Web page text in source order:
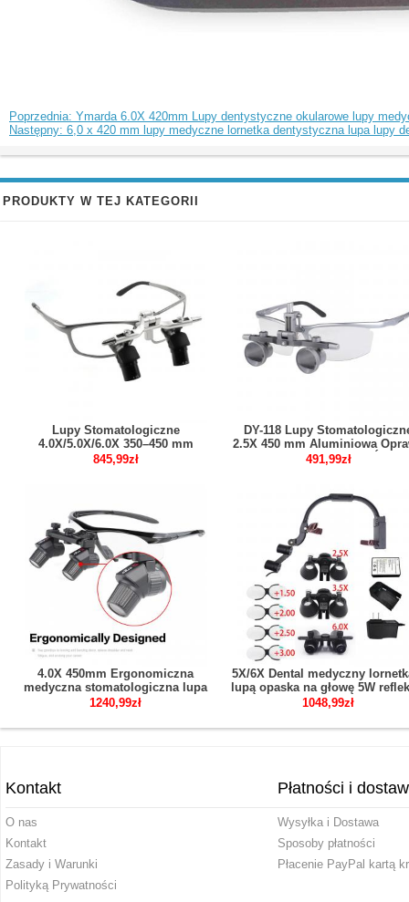
Poprzednia: Ymarda 6.0X 420mm Lupy dentystyczne okularowe lupy
Następny: 6,0 x 420 mm lupy medyczne lornetka dentystyczna lupa lupy
PRODUKTY W TEJ KATEGORII
Lupy Stomatologiczne
4.0X/5.0X/6.0X 350–450 mm
Uchylne Ergonomiczne Ergo
845,99zł
DY-118 Lupy
2.5X 450 mm Aluminiowa
Regulowany Rozstaw Źrenic
491,99zł
4.0X 450mm Ergonomiczna
medyczna stomatologiczna lupa
lornetkowa Ergo okulary
1240,99zł
5X/6X Dental medyczny
lupą opaska na głowę 5W
LED
1048,99zł
Kontakt
O nas
Kontakt
Zasady i Warunki
Polityką Prywatności
Płatności i
Wysyłka i Dostawa
Sposoby płatności
Płacenie PayPal kartą